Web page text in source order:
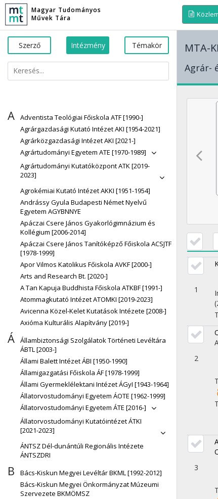
Magyar Tudományos
Művek Tára
Szerző Intézmény Témakör
A
Adventista Teológiai Főiskola ATF [1990-]
Agrárgazdasági Kutató Intézet AKI [1954-2021]
Agrárközgazdasági Intézet AKI [2021-]
Agrártudományi Egyetem ATE [1970-1989]
Agrártudományi Kutatóközpont ATK [2019-
2023]
Agrokémiai Kutató Intézet AKKI [1951-1954]
Andrássy Gyula Budapesti Német Nyelvű
Egyetem AGYBNNYE
Apáczai Csere János Gyakorlógimnázium és
Kollégium [2006-2014]
Apáczai Csere János Tanítóképző Főiskola ACSJTF
[1978-1999]
Apor Vilmos Katolikus Főiskola AVKF [2000-]
Arts and Research Bt. [2020-]
A Tan Kapuja Buddhista Főiskola ATKBF [1991-]
Atommagkutató Intézet ATOMKI [2019-2023]
Avicenna Közel-Kelet Kutatások Intézete [2008-]
Axióma Kulturális Alapítvány [2019-]
Á
Állambiztonsági Szolgálatok Történeti Levéltára
ÁBTL [2003-]
Állami Balett Intézet ÁBI [1950-1990]
Államigazgatási Főiskola ÁF [1978-1999]
Állami Gyermeklélektani Intézet ÁGyI [1943-1964]
Állatorvostudományi Egyetem ÁOTE [1962-1999]
Állatorvostudományi Egyetem ÁTE [2016-]
Állatorvostudományi Kutatóintézet ÁTKI
[2021-2023]
ÁNTSZ Dél-dunántúli Regionális Intézete
ÁNTSZDRI
B
Bács-Kiskun Megyei Levéltár BKML [1992-2012]
Bács-Kiskun Megyei Önkormányzat Múzeumi
Szervezete BKMÖMSZ
MTA-
Agrár-
1
2
3